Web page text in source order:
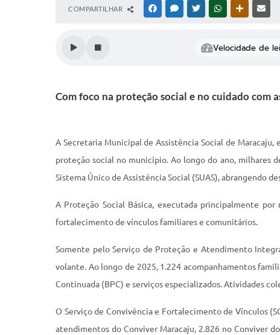
COMPARTILHAR FACEBOOKMESSENGER
TWITTERWHATSAPPOUTRAS
Velocidade de
Com foco na proteção social e no cuidado com
A Secretaria Municipal de Assistência Social de
proteção social no município. Ao longo do ano, milhares
Sistema Único de Assistência Social (SUAS), abrangendo
A Proteção Social Básica, executada principalmente
fortalecimento de vínculos familiares e comunitários.
Somente pelo Serviço de Proteção e Atendimento
volante. Ao longo de 2025, 1.224 acompanhamentos
Continuada (BPC) e serviços especializados. Atividades
O Serviço de Convivência e Fortalecimento de Vínculos
atendimentos do Conviver Maracaju, 2.826 no Conviver